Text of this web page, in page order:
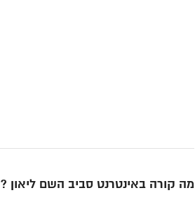
מה קורה באינטרנט סביב השם ליאון ?